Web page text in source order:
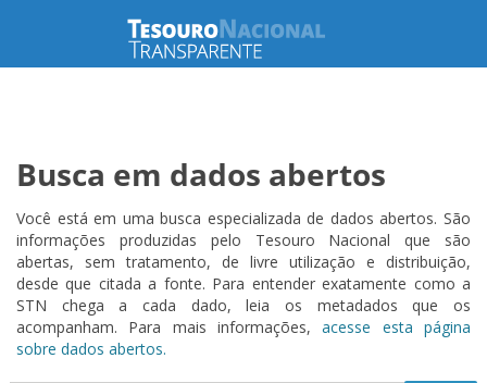
Busca em dados abertos
Você está em uma busca especializada de dados abertos. São
informações produzidas pelo Tesouro Nacional que são
abertas, sem tratamento, de livre utilização e distribuição,
desde que citada a fonte. Para entender exatamente como a
STN chega a cada dado, leia os metadados que os
acompanham. Para mais informações,acesse esta página
sobre dados abertos.